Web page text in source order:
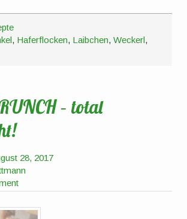
, Haferflocken, Laibchen,Weckerl,
– total
28, 2017